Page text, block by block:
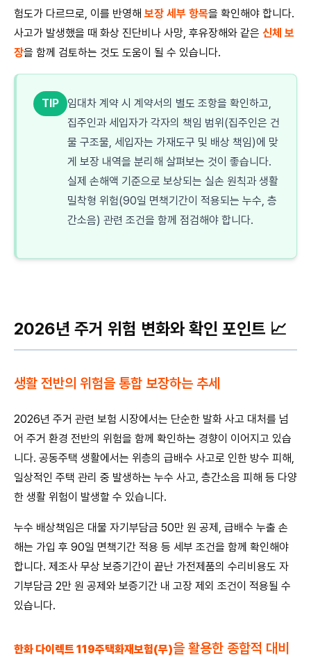
험도가 다르므로, 이를 반영해 보장 세부 항목을 확인해야 합니다.
사고가 발생했을 때 화상 진단비나 사망, 후유장해와 같은 신체 보
장을 함께 검토하는 것도 도움이 될 수 있습니다.
TIP
임대차 계약 시 계약서의 별도 조항을 확인하고,
집주인과 세입자가 각자의 책임 범위(집주인은 건
물 구조물, 세입자는 가재도구 및 배상 책임)에 맞
게 보장 내역을 분리해 살펴보는 것이 좋습니다.
실제 손해액 기준으로 보상되는 실손 원칙과 생활
밀착형 위험(90일 면책기간이 적용되는 누수, 층
간소음) 관련 조건을 함께 점검해야 합니다.
2026년 주거 위험 변화와 확인 포인트 📈
생활 전반의 위험을 통합 보장하는 추세
2026년 주거 관련 보험 시장에서는 단순한 발화 사고 대처를 넘
어 주거 환경 전반의 위험을 함께 확인하는 경향이 이어지고 있습
니다. 공동주택 생활에서는 위층의 급배수 사고로 인한 방수 피해,
일상적인 주택 관리 중 발생하는 누수 사고, 층간소음 피해 등 다양
한 생활 위험이 발생할 수 있습니다.
누수 배상책임은 대물 자기부담금 50만 원 공제, 급배수 누출 손
해는 가입 후 90일 면책기간 적용 등 세부 조건을 함께 확인해야
합니다. 제조사 무상 보증기간이 끝난 가전제품의 수리비용도 자
기부담금 2만 원 공제와 보증기간 내 고장 제외 조건이 적용될 수
있습니다.
한화 다이렉트 119주택화재보험(무)을 활용한 종합적 대비